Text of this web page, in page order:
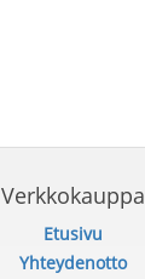
Verkkokauppa
Etusivu
Yhteydenotto